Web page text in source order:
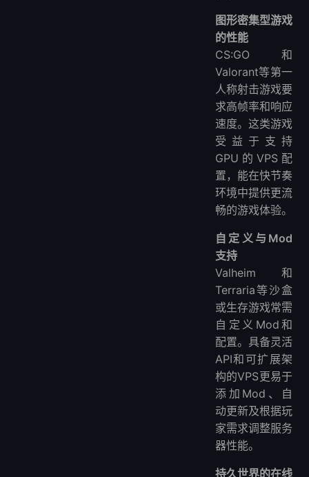
图形密集型游戏
的性能
CS:GO和
Valorant等第一
人称射击游戏要
求高帧率和响应
速度。这类游戏
受益于支持
GPU的VPS配
置，能在快节奏
环境中提供更流
畅的游戏体验。
自定义与Mod
支持
Valheim和
Terraria等沙盒
或生存游戏常需
自定义Mod和
配置。具备灵活
API和可扩展架
构的VPS更易于
添加Mod、自
动更新及根据玩
家需求调整服务
器性能。
持久世界的在线